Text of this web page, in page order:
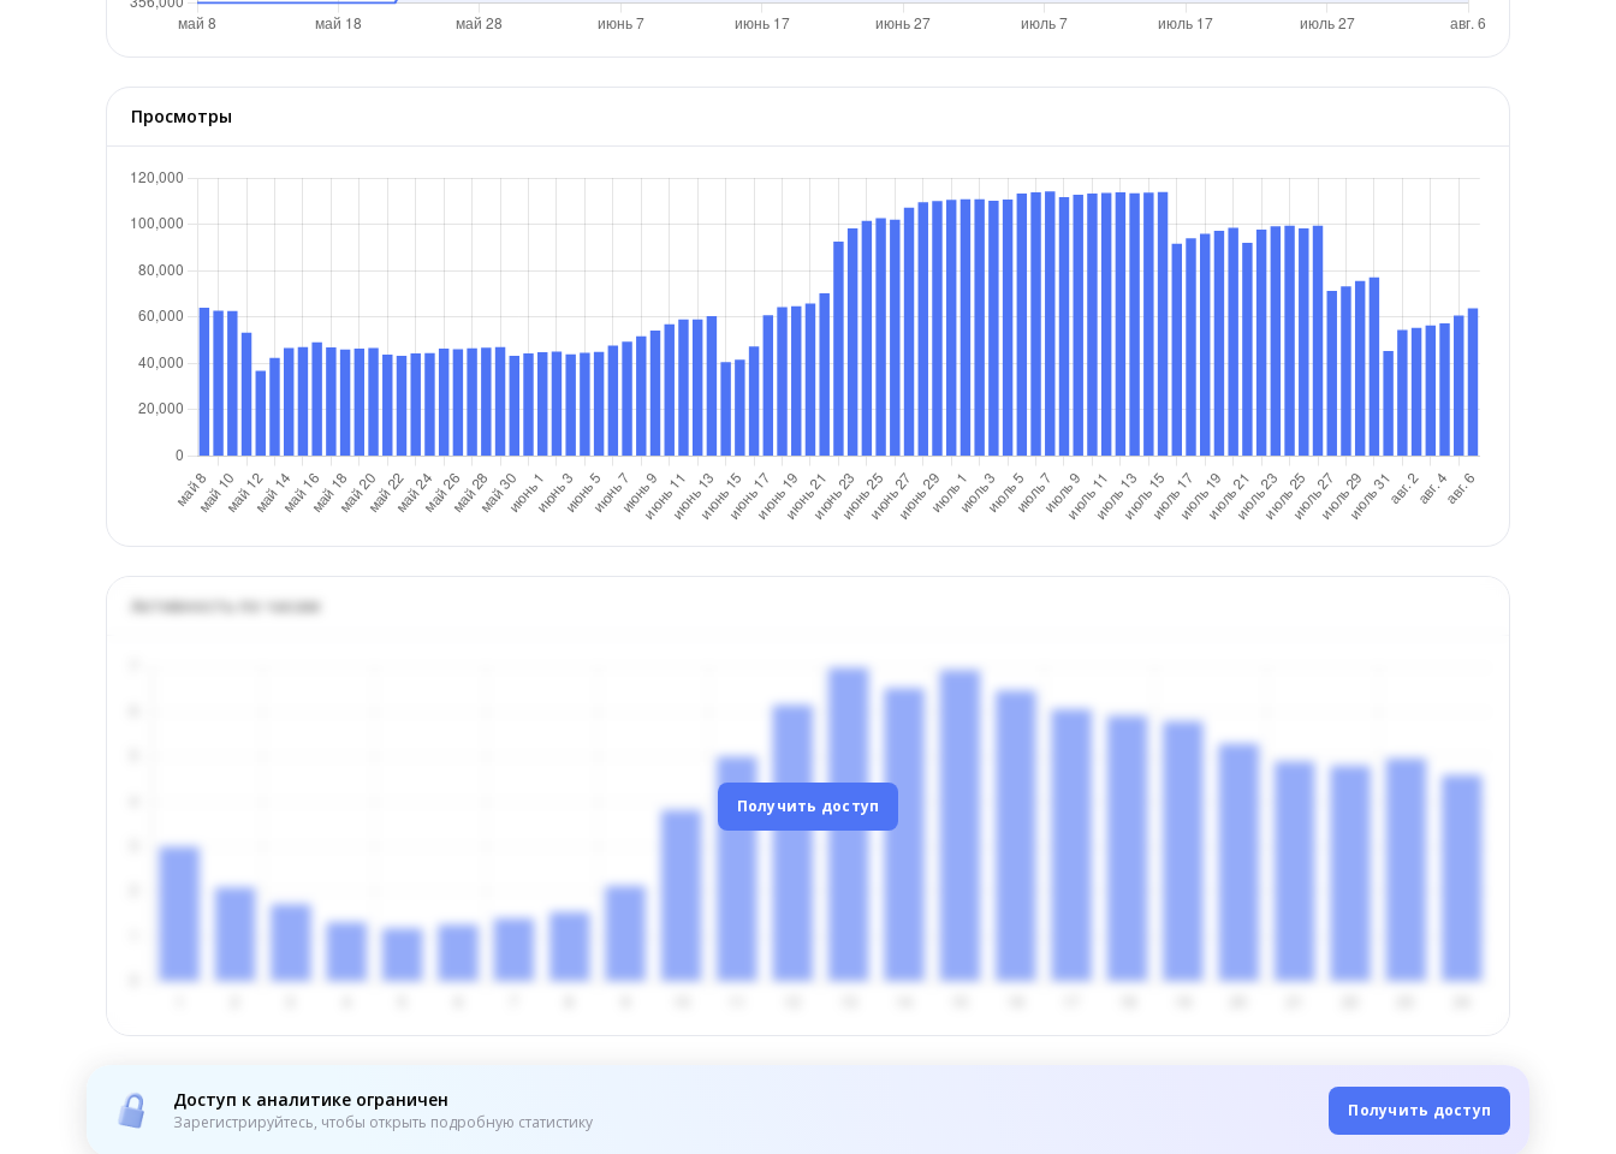
Просмотры
Активность по часам
Получить доступ
Доступ к аналитике ограничен
Зарегистрируйтесь, чтобы открыть подробную статистику
Получить доступ